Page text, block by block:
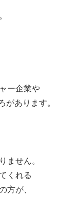
ー企業や
があります。
ません。
くれる
方が、